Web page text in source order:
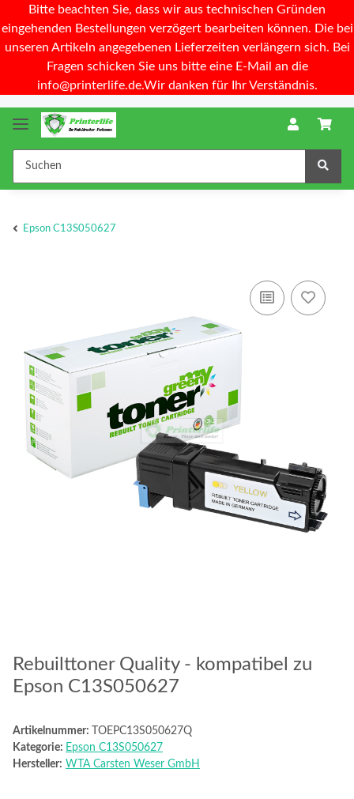
Bitte beachten Sie, dass wir aus technischen Gründen
eingehenden Bestellungen verzögert bearbeiten können. Die bei
unseren Artikeln angegebenen Lieferzeiten verlängern sich. Bei
Fragen schicken Sie uns bitte eine E-Mail an die
info@printerlife.de.Wir danken für Ihr Verständnis.
Epson C13S050627
Rebuilttoner Quality - kompatibel zu
Epson C13S050627
Artikelnummer:
TOEPC13S050627Q
Kategorie: Epson C13S050627
Hersteller: WTA Carsten Weser GmbH